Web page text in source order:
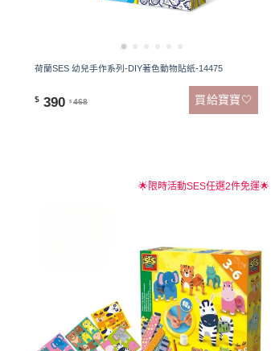
荷蘭SES 幼兒手作系列-DIY著色動物貼紙-14475
$ 390 $ 468 買給寶寶🤍
🌟限時活動SES任選2件免運🌟